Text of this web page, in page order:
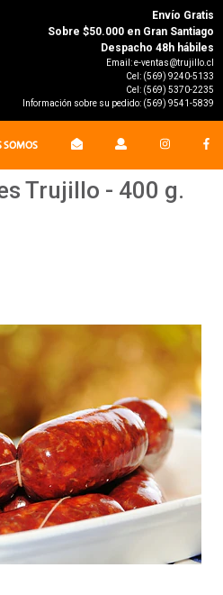
Envío Gratis
Sobre $50.000 en Gran Santiago
Despacho 48h hábiles
Email:e-ventas@trujillo.cl
Cel: (569) 9240-5133
Cel: (569) 5370-2235
Información sobre su pedido: (569) 9541-5839
SOMOS
Trujillo - 400 g.